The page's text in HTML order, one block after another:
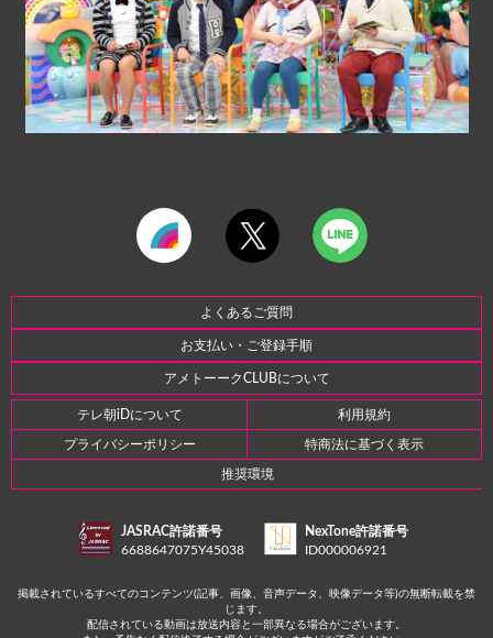
よくあるご質問
お支払い・ご登録手順
アメトーークCLUBについて
テレ朝iDについて 利用規約
プライバシーポリシー 特商法に基づく表示
推奨環境
JASRAC許諾番号
6688647075Y45038
NexTone許諾番号
ID000006921
掲載されているすべてのコンテンツ(記事、画像、音声データ、映像データ等)の無断転載を禁
じます。
配信されている動画は放送内容と一部異なる場合がございます。